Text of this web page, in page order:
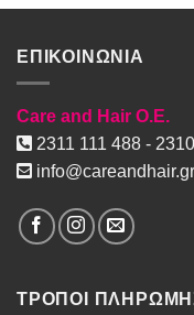
ΕΠΙΚΟΙΝΩΝΙΑ
Care and Hair O.E.
2311 111 488 -
info@careandhair.gr
ΤΡΟΠΟΙ